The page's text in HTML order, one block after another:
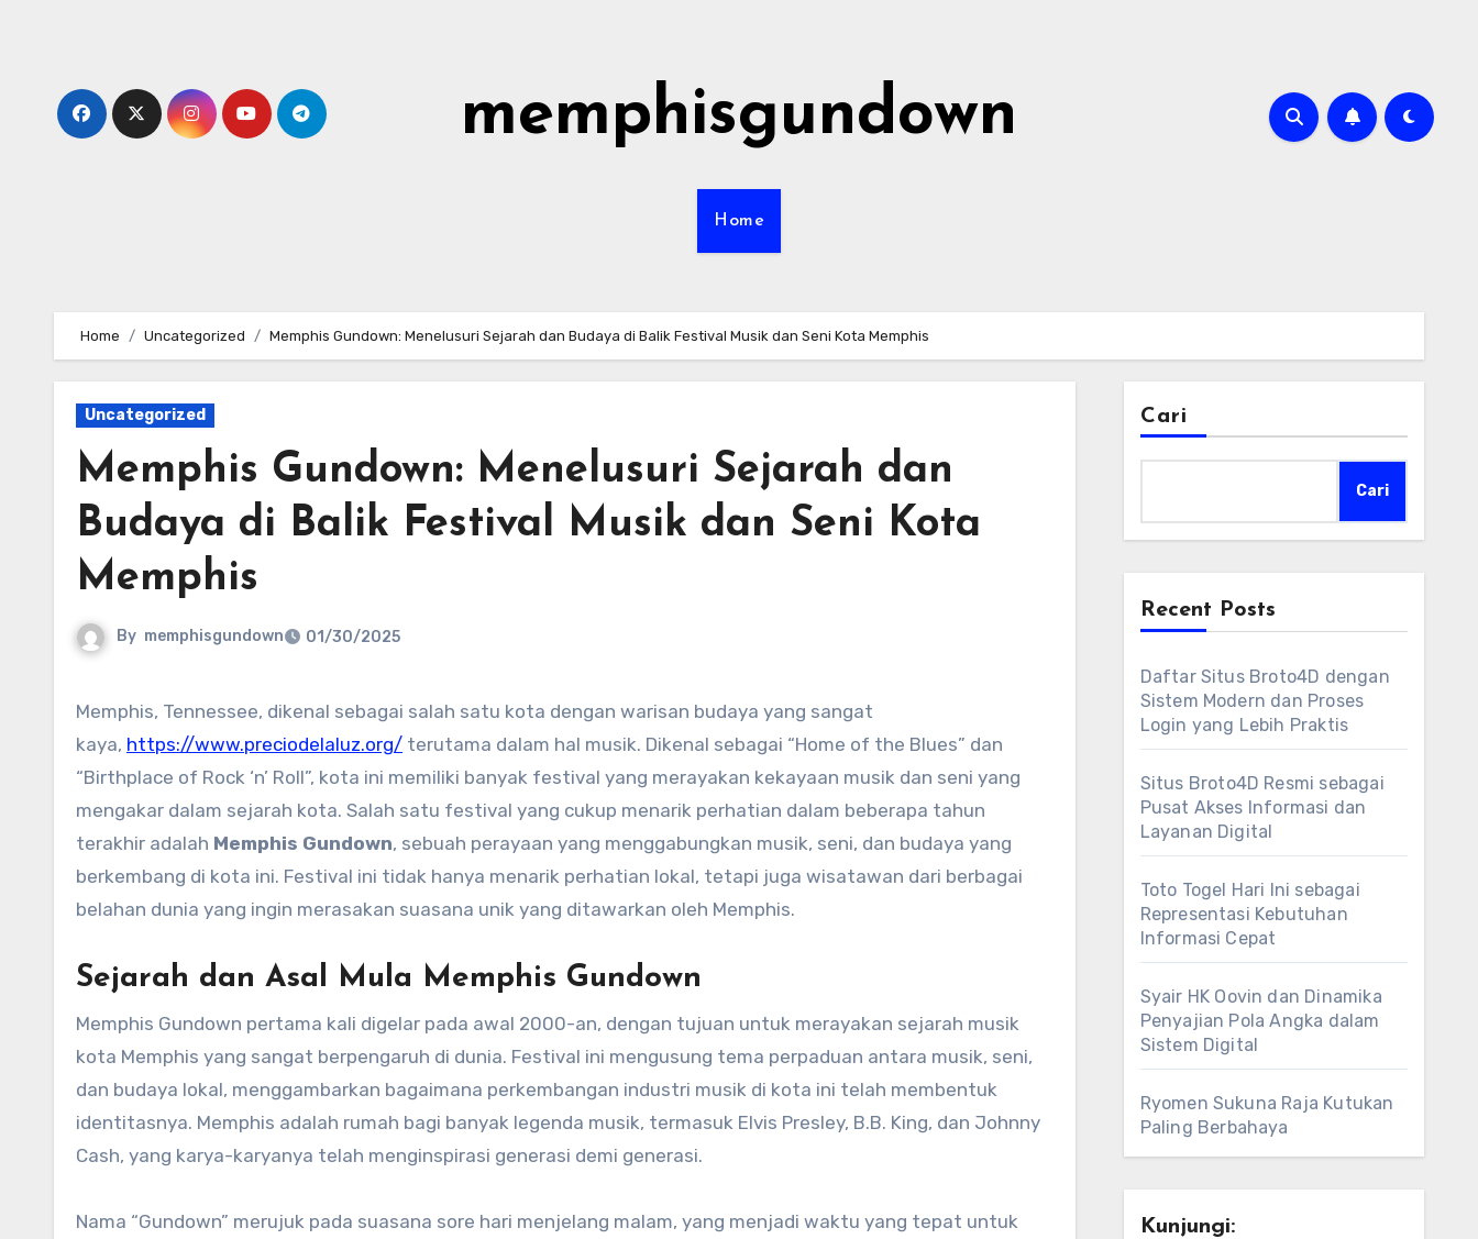
memphisgundown
Home
Home Uncategorized Memphis Gundown: Menelusuri Sejarah dan Budaya di Balik Festival Musik dan Seni Kota Memphis
Uncategorized
Memphis Gundown: Menelusuri Sejarah dan
Budaya di Balik Festival Musik dan Seni Kota
Memphis
By memphisgundown 01/30/2025
Memphis, Tennessee, dikenal sebagai salah satu kota dengan warisan budaya yang sangat
kaya, https://www.preciodelaluz.org/ terutama dalam hal musik. Dikenal sebagai “Home of the Blues” dan
“Birthplace of Rock ‘n’ Roll”, kota ini memiliki banyak festival yang merayakan kekayaan musik dan seni yang
mengakar dalam sejarah kota. Salah satu festival yang cukup menarik perhatian dalam beberapa tahun
terakhir adalah Memphis Gundown, sebuah perayaan yang menggabungkan musik, seni, dan budaya yang
berkembang di kota ini. Festival ini tidak hanya menarik perhatian lokal, tetapi juga wisatawan dari berbagai
belahan dunia yang ingin merasakan suasana unik yang ditawarkan oleh Memphis.
Sejarah dan Asal Mula Memphis Gundown
Memphis Gundown pertama kali digelar pada awal 2000-an, dengan tujuan untuk merayakan sejarah musik
kota Memphis yang sangat berpengaruh di dunia. Festival ini mengusung tema perpaduan antara musik, seni,
dan budaya lokal, menggambarkan bagaimana perkembangan industri musik di kota ini telah membentuk
identitasnya. Memphis adalah rumah bagi banyak legenda musik, termasuk Elvis Presley, B.B. King, dan Johnny
Cash, yang karya-karyanya telah menginspirasi generasi demi generasi.
Nama “Gundown” merujuk pada suasana sore hari menjelang malam, yang menjadi waktu yang tepat untuk
Cari
Cari
Recent Posts
Daftar Situs Broto4D dengan
Sistem Modern dan Proses
Login yang Lebih Praktis
Situs Broto4D Resmi sebagai
Pusat Akses Informasi dan
Layanan Digital
Toto Togel Hari Ini sebagai
Representasi Kebutuhan
Informasi Cepat
Syair HK Oovin dan Dinamika
Penyajian Pola Angka dalam
Sistem Digital
Ryomen Sukuna Raja Kutukan
Paling Berbahaya
Kunjungi: